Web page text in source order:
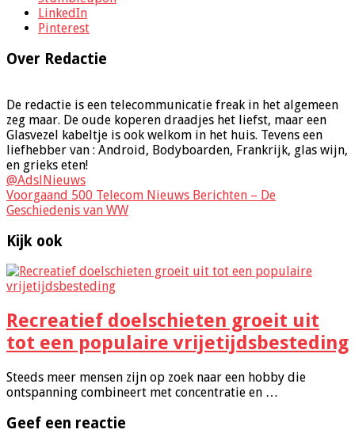
LinkedIn
Pinterest
Over Redactie
De redactie is een telecommunicatie freak in het algemeen
zeg maar. De oude koperen draadjes het liefst, maar een
Glasvezel kabeltje is ook welkom in het huis. Tevens een
liefhebber van : Android, Bodyboarden, Frankrijk, glas wijn,
en grieks eten!
@AdslNieuws
Voorgaand 500 Telecom Nieuws Berichten – De
Geschiedenis van WW
Kijk ook
Recreatief doelschieten groeit uit
tot een populaire vrijetijdsbesteding
Steeds meer mensen zijn op zoek naar een hobby die
ontspanning combineert met concentratie en …
Geef een reactie